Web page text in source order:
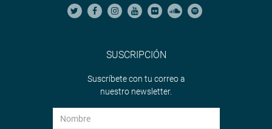
SUSCRIPCIÓN
Suscríbete con tu correo a
nuestro newsletter.